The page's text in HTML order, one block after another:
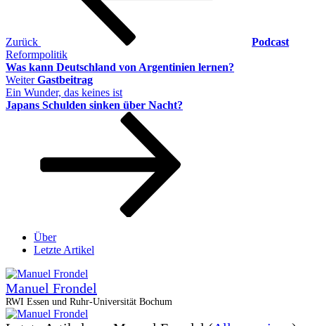
Zurück
Podcast
Reformpolitik
Was kann Deutschland von Argentinien lernen?
Nächster
Beitrag
Weiter Gastbeitrag
Ein Wunder, das keines ist
Japans Schulden sinken über Nacht?
Über
Letzte Artikel
Manuel Frondel
RWI Essen und Ruhr-Universität Bochum